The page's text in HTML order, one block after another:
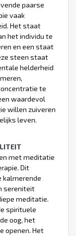
paarse
vaak
Het staat
het individu te
en een staat
steen staat
helderheid
te
waardevol
willen zuiveren
leven.
met meditatie
Dit
kalmerende
sereniteit
meditatie.
spirituele
oog, het
openen. Het